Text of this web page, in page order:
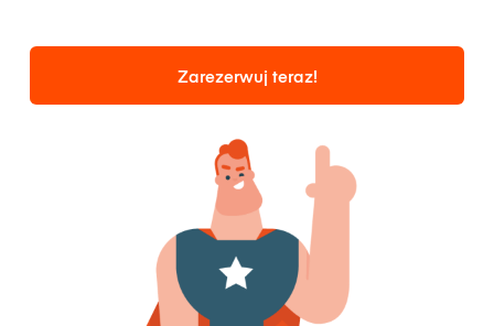
Zarezerwuj teraz!